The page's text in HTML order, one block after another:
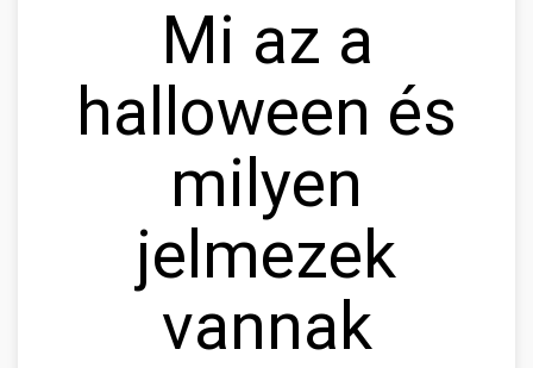
Mi az a
halloween és
milyen
jelmezek
vannak